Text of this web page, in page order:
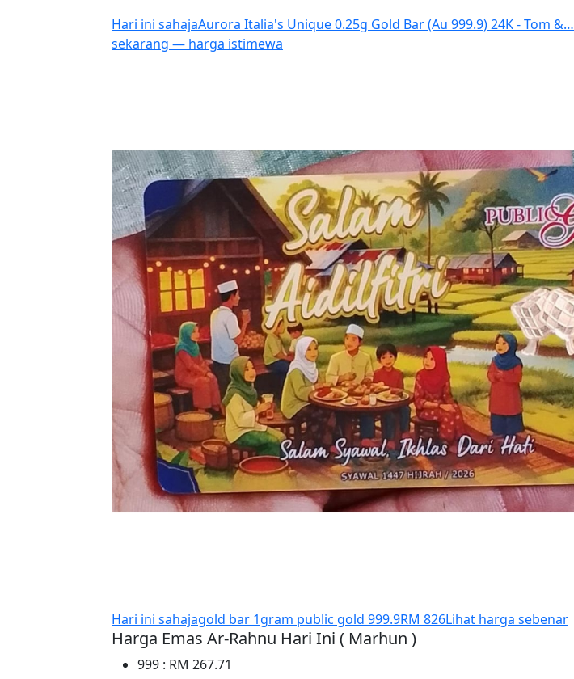
Hari ini sahajaAurora Italia's Unique 0.25g Gold Bar (Au 999.9) 24K - Tom &…
sekarang — harga istimewa
Hari ini sahajagold bar 1gram public gold 999.9RM 826Lihat harga sebenar
Harga Emas Ar-Rahnu Hari Ini ( Marhun )
999 : RM 267.71